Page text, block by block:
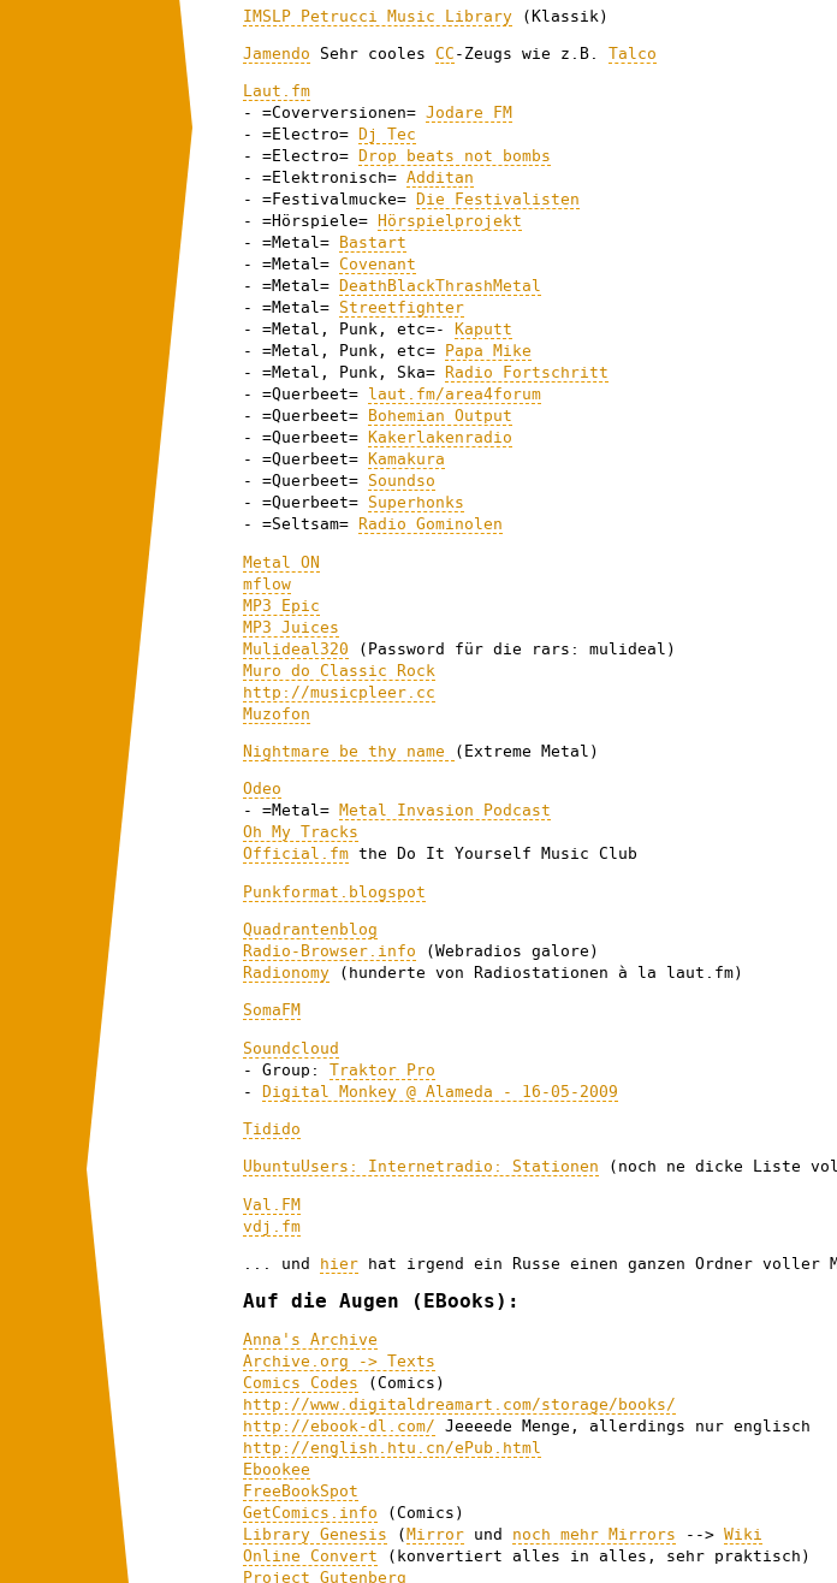
IMSLP Petrucci Music Library (Klassik)
Jamendo Sehr cooles CC -Zeugs wie z.B. Talco
Laut.fm
- =Coverversionen= Jodare FM
- =Electro=
Dj Tec
- =Electro=
Drop beats not bombs
- =Elektronisch= Additan
- =Festivalmucke=
Die Festivalisten
- =Hörspiele=
Hörspielprojekt
- =Metal=
Bastart
- =Metal= Covenant
- =Metal=
DeathBlackThrashMetal
- =Metal= Streetfighter
- =Metal, Punk, etc=-
Kaputt
- =Metal, Punk, etc=
Papa Mike
- =Metal, Punk, Ska=
Radio Fortschritt
- =Querbeet= laut.fm/area4forum
- =Querbeet=
Bohemian Output
- =Querbeet=
Kakerlakenradio
- =Querbeet=
Kamakura
- =Querbeet= Soundso
- =Querbeet= Superhonks
- =Seltsam=
Radio Gominolen
Metal ON
mflow
MP3 Epic
MP3 Juices
Mulideal320 (Password für die rars: mulideal)
Muro do Classic Rock
http://musicpleer.cc
Muzofon
Nightmare be thy name (Extreme Metal)
Odeo
- =Metal= Metal Invasion Podcast
Oh My Tracks
Official.fm the Do It Yourself Music Club
Punkformat.blogspot
Quadrantenblog
Radio-Browser.info (Webradios galore)
Radionomy (hunderte von Radiostationen à la laut.fm)
SomaFM
Soundcloud
- Group: Traktor Pro
- Digital Monkey @ Alameda - 16-05-2009
Tidido
UbuntuUsers: Internetradio: Stationen (noch ne dicke Liste
Val.FM
vdj.fm
... und hier hat irgend ein Russe einen ganzen Ordner voller
Auf die Augen (EBooks):
Anna's Archive
Archive.org -> Texts
Comics Codes (Comics)
http://www.digitaldreamart.com/storage/books/
http://ebook-dl.com/ Jeeeede Menge, allerdings nur englisch
http://english.htu.cn/ePub.html
Ebookee
FreeBookSpot
GetComics.info (Comics)
Library Genesis (Mirror und noch mehr Mirrors --> Wiki
Online Convert (konvertiert alles in alles, sehr praktisch)
Project Gutenberg